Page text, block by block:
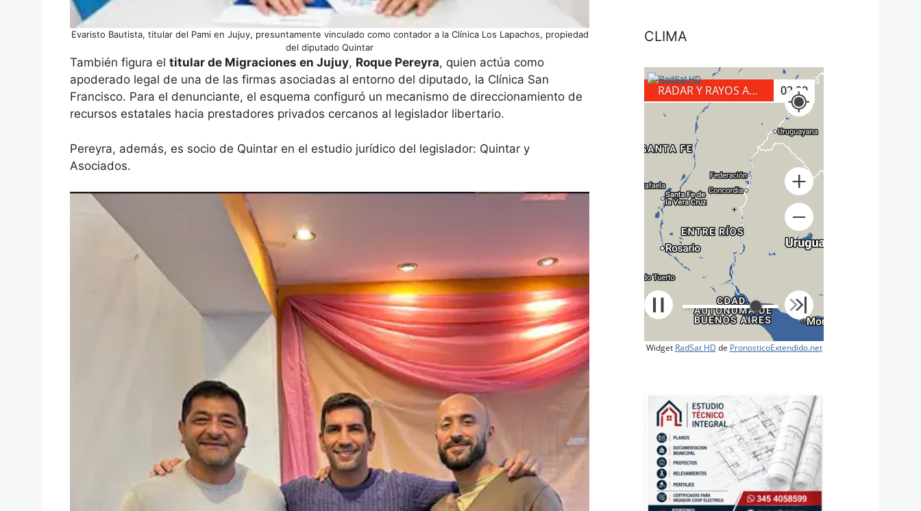
Evaristo Bautista, titular del Pami en Jujuy, presuntamente vinculado como contador a la Clínica Los Lapachos, propiedad
del diputado Quintar
También figura el titular de Migraciones en Jujuy, Roque Pereyra, quien actúa como
apoderado legal de una de las firmas asociadas al entorno del diputado, la Clínica San
Francisco. Para el denunciante, el esquema configuró un mecanismo de direccionamiento de
recursos estatales hacia prestadores privados cercanos al legislador libertario.
Pereyra, además, es socio de Quintar en el estudio jurídico del legislador: Quintar y
Asociados.
CLIMA
RADAR Y RAYOS A TIERRA 02:10
+
Widget RadSat HD de PronosticoExtendido.net